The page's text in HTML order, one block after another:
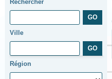
Rechercher
Ville
Région